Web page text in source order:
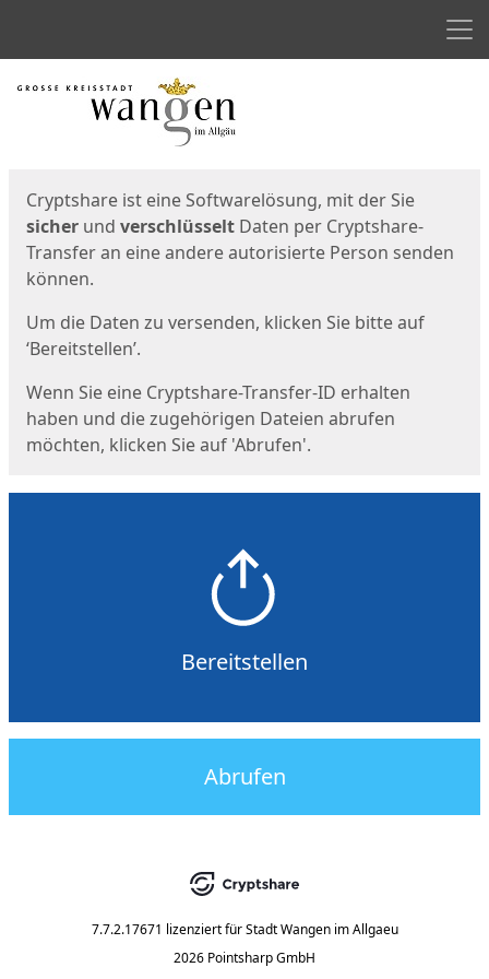
Start
Cryptshare ist eine Softwarelösung, mit der Sie
sicher und verschlüsselt Daten per Cryptshare-
Transfer an eine andere autorisierte Person senden
können.
Um die Daten zu versenden, klicken Sie bitte auf
‘Bereitstellen’.
Wenn Sie eine Cryptshare-Transfer-ID erhalten
haben und die zugehörigen Dateien abrufen
möchten, klicken Sie auf 'Abrufen'.
Bereitstellen
Abrufen
7.7.2.17671 lizenziert für Stadt Wangen im Allgaeu
2026 Pointsharp GmbH